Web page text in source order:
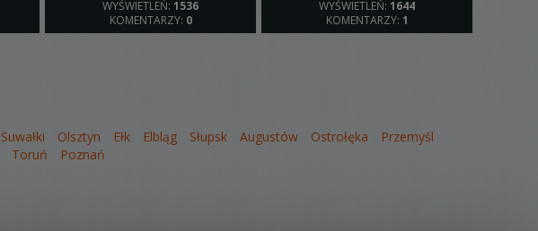
WYŚWIETLEŃ: 1536
KOMENTARZY: 0
WYŚWIETLEŃ: 1644
KOMENTARZY: 1
Suwałki Olsztyn Ełk Elbląg Słupsk Augustów Ostrołęka
Przemyśl
Toruń Poznań